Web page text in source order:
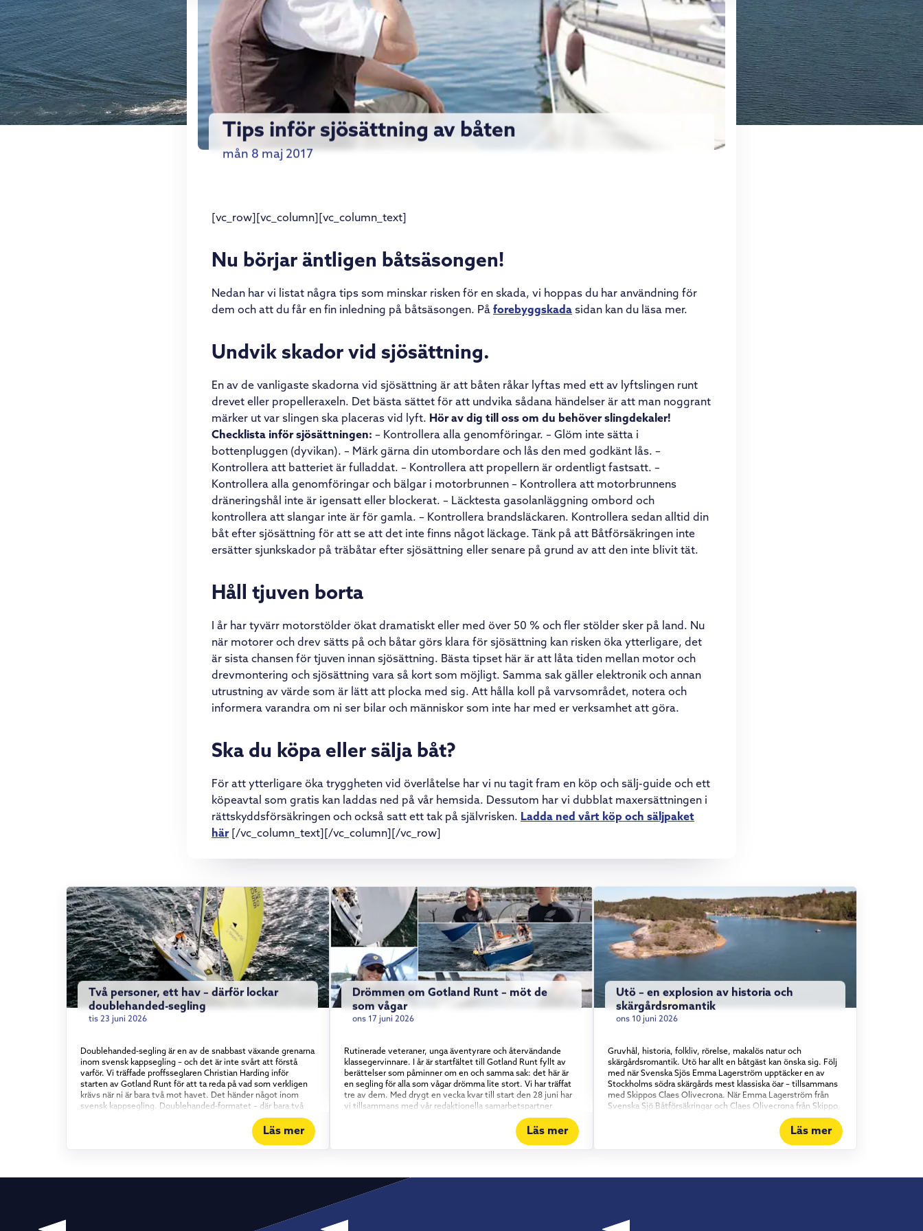
Tips inför sjösättning av båten
mån 8 maj 2017
[vc_row][vc_column][vc_column_text]
Nu börjar äntligen båtsäsongen!
Nedan har vi listat några tips som minskar risken för en skada, vi hoppas du har användning för
dem och att du får en fin inledning på båtsäsongen. På forebyggskada sidan kan du läsa mer.
Undvik skador vid sjösättning.
En av de vanligaste skadorna vid sjösättning är att båten råkar lyftas med ett av lyftslingen runt
drevet eller propelleraxeln. Det bästa sättet för att undvika sådana händelser är att man noggrant
märker ut var slingen ska placeras vid lyft. Hör av dig till oss om du behöver slingdekaler!
Checklista inför sjösättningen: – Kontrollera alla genomföringar. – Glöm inte sätta i
bottenpluggen (dyvikan). – Märk gärna din utombordare och lås den med godkänt lås. –
Kontrollera att batteriet är fulladdat. – Kontrollera att propellern är ordentligt fastsatt. –
Kontrollera alla genomföringar och bälgar i motorbrunnen – Kontrollera att motorbrunnens
dräneringshål inte är igensatt eller blockerat. – Läcktesta gasolanläggning ombord och
kontrollera att slangar inte är för gamla. – Kontrollera brandsläckaren. Kontrollera sedan alltid din
båt efter sjösättning för att se att det inte finns något läckage. Tänk på att Båtförsäkringen inte
ersätter sjunkskador på träbåtar efter sjösättning eller senare på grund av att den inte blivit tät.
Håll tjuven borta
I år har tyvärr motorstölder ökat dramatiskt eller med över 50 % och fler stölder sker på land. Nu
när motorer och drev sätts på och båtar görs klara för sjösättning kan risken öka ytterligare, det
är sista chansen för tjuven innan sjösättning. Bästa tipset här är att låta tiden mellan motor och
drevmontering och sjösättning vara så kort som möjligt. Samma sak gäller elektronik och annan
utrustning av värde som är lätt att plocka med sig. Att hålla koll på varvsområdet, notera och
informera varandra om ni ser bilar och människor som inte har med er verksamhet att göra.
Ska du köpa eller sälja båt?
För att ytterligare öka tryggheten vid överlåtelse har vi nu tagit fram en köp och sälj-guide och ett
köpeavtal som gratis kan laddas ned på vår hemsida. Dessutom har vi dubblat maxersättningen i
rättskyddsförsäkringen och också satt ett tak på självrisken. Ladda ned vårt köp och säljpaket
här[/vc_column_text][/vc_column][/vc_row]
Två personer, ett hav – därför lockar
doublehanded-segling
tis 23 juni 2026
Doublehanded-segling är en av de snabbast växande grenarna
inom svensk kappsegling – och det är inte svårt att förstå
varför. Vi träffade proffsseglaren Christian Harding inför
starten av Gotland Runt för att ta reda på vad som verkligen
krävs när ni är bara två mot havet. Det händer något inom
svensk kappsegling. Doublehanded-formatet – där bara två
personer bemannar båten – har vuxit stadigt under det
senaste och ett halvt decenniet, och intresset visar inga
tecken på att mattas av. Vi tog en tur med proffsseglaren
utan att varje enskild besättningsmedlem behöver göra
något. Doublehanded är raka motsatsen. – Det är aldrig någon
Läs mer
Drömmen om Gotland Runt – möt de
som vågar
ons 17 juni 2026
Rutinerade veteraner, unga äventyrare och återvändande
klassegervinnare. I år är startfältet till Gotland Runt fyllt av
berättelser som påminner om en och samma sak: det här är
en segling för alla som vågar drömma lite stort. Vi har träffat
tre av dem. Med drygt en vecka kvar till start den 28 juni har
vi tillsammans med vår redaktionella samarbetspartner
Skippo mött några av de besättningar som gör årets upplaga
av Gotland Runt. En sak är tydlig genom alla tre möten:
Gotland Runt är inte bara för proffsen. Erfarenhet möter
Oriole tillsammans med sin pappa. Det är en välbeprövad och
pålitlig kryssare som passar upplägget perfekt. Att segla ihop
Läs mer
Utö – en explosion av historia och
skärgårdsromantik
ons 10 juni 2026
Gruvhål, historia, folkliv, rörelse, makalös natur och
skärgårdsromantik. Utö har allt en båtgäst kan önska sig. Följ
med när Svenska Sjös Emma Lagerström upptäcker en av
Stockholms södra skärgårds mest klassiska öar – tillsammans
med Skippos Claes Olivecrona. När Emma Lagerström från
Svenska Sjö Båtförsäkringar och Claes Olivecrona från Skippo
glider in mot den klassiska skärgårdsön är det som att köra
rakt in i ett stycke svensk sommarhistoria. Här har människor
brutit malm sedan medeltiden, societeten har druckit punsch
ända in i märgen. Seglare, sommargäster, fiskare, konstnärer,
Läs mer